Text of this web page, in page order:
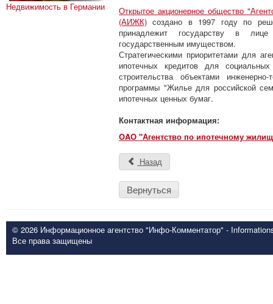
Недвижимость в Германии
Открытое акционерное общество
(АИЖК) создано в 1997 году по
принадлежит государству в
государственным имуществом.
Стратегическими приоритетами для
ипотечных кредитов для
строительства объектами
программы "Жилье для российской
ипотечных ценных бумаг.
Контактная информация:
OAO "Агентство по ипотечному
Назад
Вернуться
© 2026 Информационное агентство "Инфо-Комментатор" -
Все права защищены